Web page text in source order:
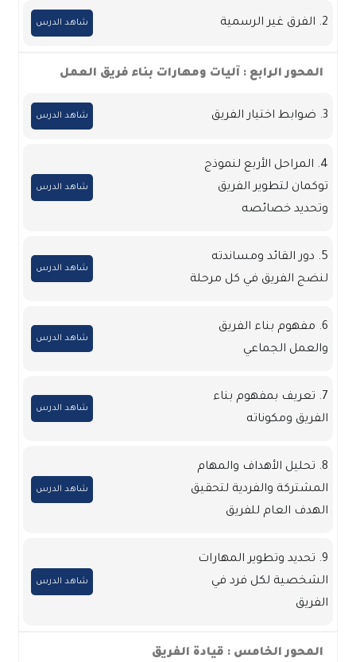
شاهد الدرس
المحور الرابع : آليات ومهارات بناء فريق العمل
شاهد الدرس
4. المراحل الأربع لنموذج
توكمان لتطوير الفريق
وتحديد خصائصه
شاهد الدرس
5. دور القائد ومساندته
لنضج الفريق في كل مرحلة
شاهد الدرس
6. مفهوم بناء الفريق
والعمل الجماعي
شاهد الدرس
7. تعريف بمفهوم بناء
الفريق ومكوناته
شاهد الدرس
8. تحليل الأهداف والمهام
المشتركة والفردية لتحقيق
الهدف العام للفريق
شاهد الدرس
9. تحديد وتطوير المهارات
الشخصية لكل فرد في
الفريق
شاهد الدرس
المحور الخامس : قيادة الفريق